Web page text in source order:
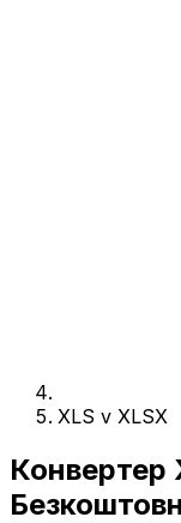
XLS v XLSX
Конвертер